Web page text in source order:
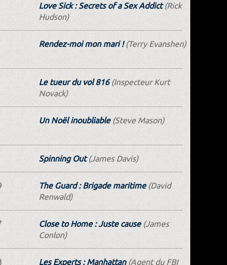
Love Sick : Secrets of a Sex Addict(Rick
Hudson)
Rendez-moi mon mari !(Terry Evanshen)
Le tueur du vol 816(Inspecteur Kurt
Novack)
Un Noël inoubliable(Steve Mason)
Spinning Out(James Davis)
The Guard : Brigade maritime(David
Renwald)
Close to Home : Juste cause(James
Conlon)
Les Experts : Manhattan(Agent du FBI